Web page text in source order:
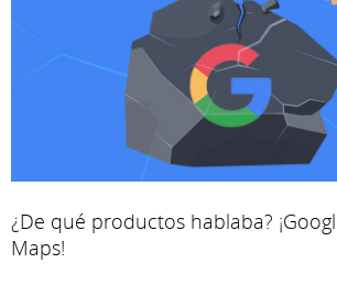
¿De qué productos hablaba?
Maps!